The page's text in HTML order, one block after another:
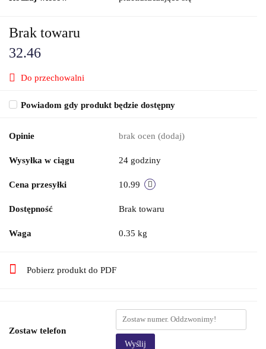
Brak towaru
32.46
Do przechowalni
Powiadom gdy produkt będzie dostępny
Opinie brak ocen (dodaj)
Wysyłka w ciągu 24 godziny
Cena przesyłki 10.99
Dostępność Brak towaru
Waga 0.35 kg
Pobierz produkt do PDF
Zostaw telefon
Wyślij